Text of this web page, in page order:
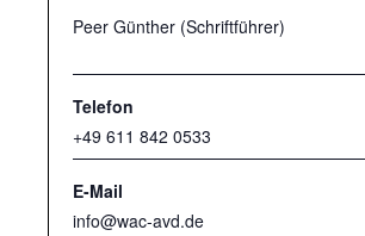
Peer Günther (Schriftführer)
Telefon
+49 611 842 0533
E-Mail
info@wac-avd.de